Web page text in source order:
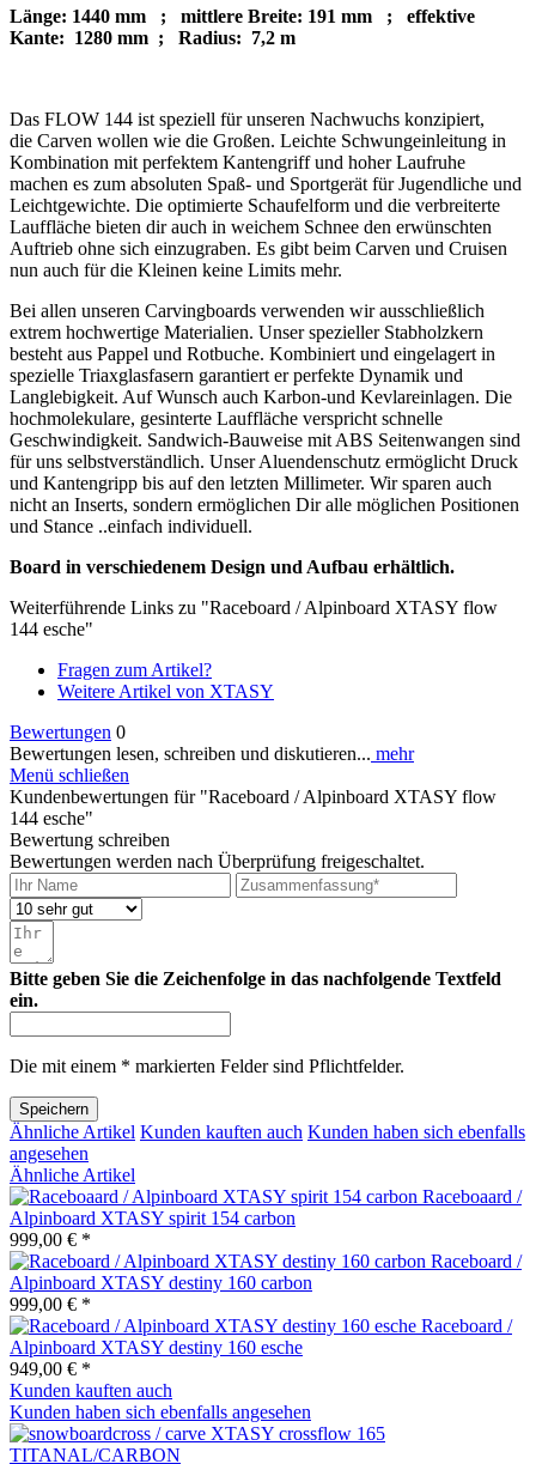
Länge: 1440 mm ; mittlere Breite: 191 mm ; effektive
Kante: 1280 mm ; Radius: 7,2 m
Das FLOW 144 ist speziell für unseren Nachwuchs konzipiert,
die Carven wollen wie die Großen. Leichte Schwungeinleitung in
Kombination mit perfektem Kantengriff und hoher Laufruhe
machen es zum absoluten Spaß- und Sportgerät für Jugendliche und
Leichtgewichte. Die optimierte Schaufelform und die verbreiterte
Lauffläche bieten dir auch in weichem Schnee den erwünschten
Auftrieb ohne sich einzugraben. Es gibt beim Carven und Cruisen
nun auch für die Kleinen keine Limits mehr.
Bei allen unseren Carvingboards verwenden wir ausschließlich
extrem hochwertige Materialien. Unser spezieller Stabholzkern
besteht aus Pappel und Rotbuche. Kombiniert und eingelagert in
spezielle Triaxglasfasern garantiert er perfekte Dynamik und
Langlebigkeit. Auf Wunsch auch Karbon-und Kevlareinlagen. Die
hochmolekulare, gesinterte Lauffläche verspricht schnelle
Geschwindigkeit. Sandwich-Bauweise mit ABS Seitenwangen sind
für uns selbstverständlich. Unser Aluendenschutz ermöglicht Druck
und Kantengripp bis auf den letzten Millimeter. Wir sparen auch
nicht an Inserts, sondern ermöglichen Dir alle möglichen Positionen
und Stance ..einfach individuell.
Board in verschiedenem Design und Aufbau erhältlich.
Weiterführende Links zu "Raceboard / Alpinboard XTASY flow
144 esche"
Fragen zum Artikel?
Weitere Artikel von XTASY
Bewertungen 0
Bewertungen lesen, schreiben und diskutieren... mehr
Menü schließen
Kundenbewertungen für "Raceboard / Alpinboard XTASY flow
144 esche"
Bewertung schreiben
Bewertungen werden nach Überprüfung freigeschaltet.
Bitte geben Sie die Zeichenfolge in das nachfolgende Textfeld
ein.
Die mit einem * markierten Felder sind Pflichtfelder.
Speichern
Ähnliche Artikel Kunden kauften auch Kunden haben sich ebenfalls
angesehen
Ähnliche Artikel
Raceboaard /
Alpinboard XTASY spirit 154 carbon
999,00 € *
Raceboard /
Alpinboard XTASY destiny 160 carbon
999,00 € *
Raceboard /
Alpinboard XTASY destiny 160 esche
949,00 € *
Kunden kauften auch
Kunden haben sich ebenfalls angesehen